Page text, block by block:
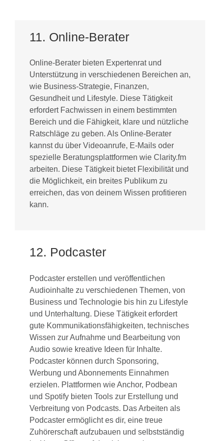
11. Online-Berater
Online-Berater bieten Expertenrat und
Unterstützung in verschiedenen Bereichen an,
wie Business-Strategie, Finanzen,
Gesundheit und Lifestyle. Diese Tätigkeit
erfordert Fachwissen in einem bestimmten
Bereich und die Fähigkeit, klare und nützliche
Ratschläge zu geben. Als Online-Berater
kannst du über Videoanrufe, E-Mails oder
spezielle Beratungsplattformen wie Clarity.fm
arbeiten. Diese Tätigkeit bietet Flexibilität und
die Möglichkeit, ein breites Publikum zu
erreichen, das von deinem Wissen profitieren
kann.
12. Podcaster
Podcaster erstellen und veröffentlichen
Audioinhalte zu verschiedenen Themen, von
Business und Technologie bis hin zu Lifestyle
und Unterhaltung. Diese Tätigkeit erfordert
gute Kommunikationsfähigkeiten, technisches
Wissen zur Aufnahme und Bearbeitung von
Audio sowie kreative Ideen für Inhalte.
Podcaster können durch Sponsoring,
Werbung und Abonnements Einnahmen
erzielen. Plattformen wie Anchor, Podbean
und Spotify bieten Tools zur Erstellung und
Verbreitung von Podcasts. Das Arbeiten als
Podcaster ermöglicht es dir, eine treue
Zuhörerschaft aufzubauen und selbstständig